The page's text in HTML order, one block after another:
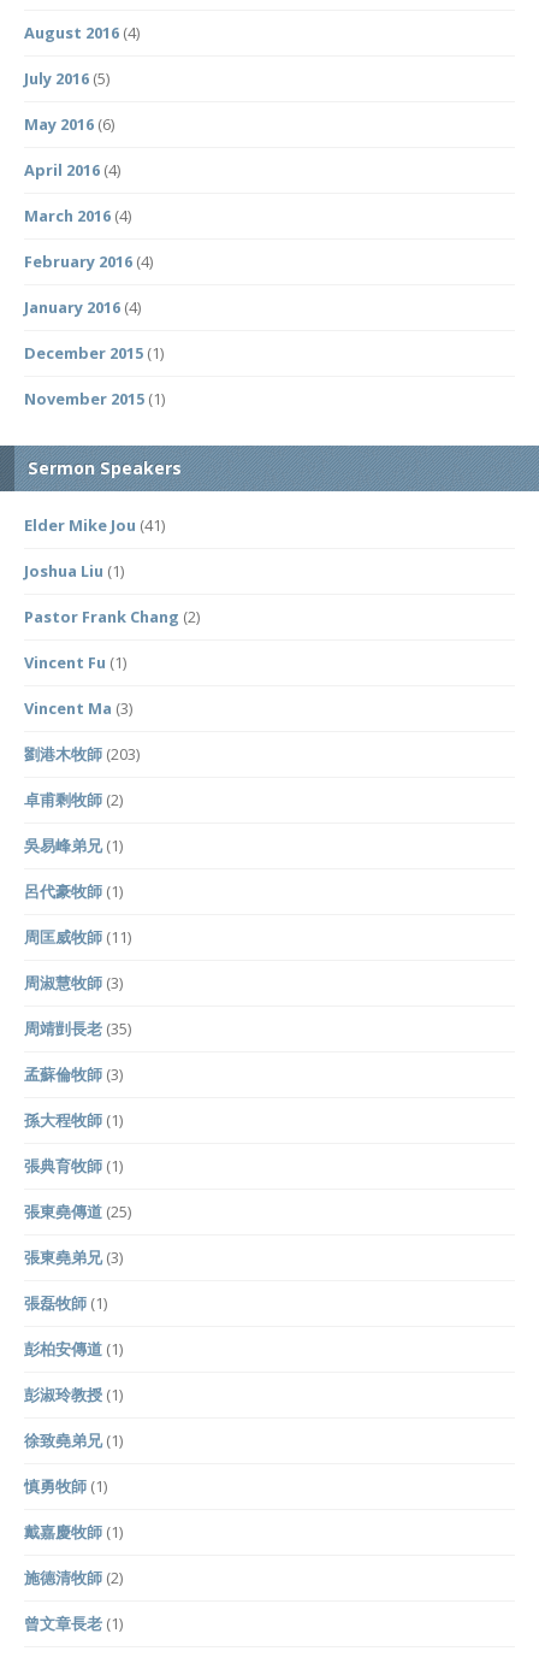
August 2016 (4)
July 2016 (5)
May 2016 (6)
April 2016 (4)
March 2016 (4)
February 2016 (4)
January 2016 (4)
December 2015 (1)
November 2015 (1)
Sermon Speakers
Elder Mike Jou (41)
Joshua Liu (1)
Pastor Frank Chang (2)
Vincent Fu (1)
Vincent Ma (3)
劉港木牧師 (203)
卓甫剩牧師 (2)
吳易峰弟兄(1)
呂代豪牧師 (1)
周匡威牧師 (11)
周淑慧牧師 (3)
周靖剴長老 (35)
孟蘇倫牧師 (3)
孫大程牧師 (1)
張典育牧師 (1)
張東堯傳道 (25)
張東堯弟兄(3)
張磊牧師 (1)
彭柏安傳道 (1)
彭淑玲教授 (1)
徐致堯弟兄(1)
慎勇牧師 (1)
戴嘉慶牧師 (1)
施德清牧師 (2)
曾文章長老 (1)